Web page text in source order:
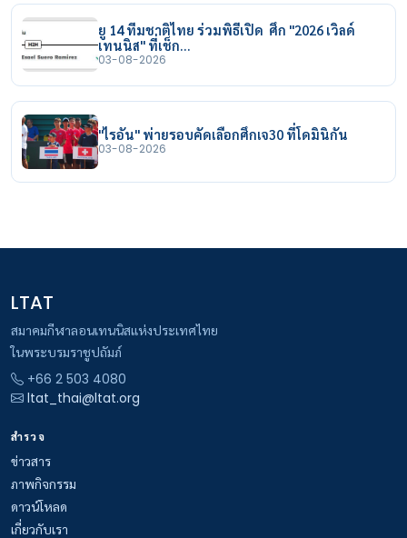
ยู 14 ทีมชาติไทย ร่วมพิธีเปิด ศึก "2026 เวิลด์
เทนนิส" ที่เช็ก…
03-08-2026
"ไรอัน" พ่ายรอบคัดเลือกศึกเจ30 ที่โดมินิกัน
03-08-2026
LTAT
สมาคมกีฬาลอนเทนนิสแห่งประเทศไทย
ในพระบรมราชูปถัมภ์
+66 2 503 4080
ltat_thai@ltat.org
สำรวจ
ข่าวสาร
ภาพกิจกรรม
ดาวน์โหลด
เกี่ยวกับเรา